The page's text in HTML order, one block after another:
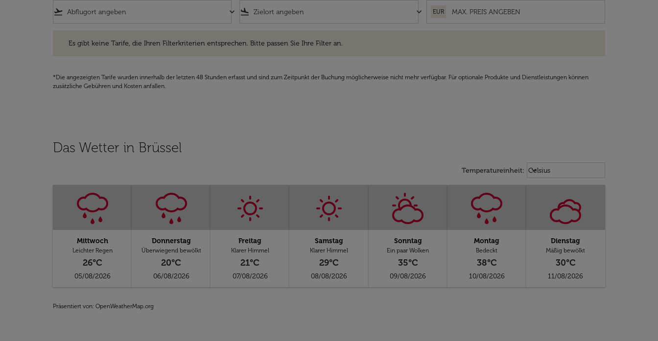
flight_takeoff keyboard_arrow_down flight_land keyboard_arrow_down EUR
Es gibt keine Tarife, die Ihren Filterkriterien entsprechen. Bitte passen Sie Ihre Filter an.
*Die angezeigten Tarife wurden innerhalb der letzten 48 Stunden erfasst und sind zum Zeitpunkt der Buchung möglicherweise nicht mehr verfügbar. Für optionale Produkte und Dienstleistungen können
zusätzliche Gebühren und Kosten anfallen.
Das Wetter in Brüssel
Temperatureinheit: Weather unit option Celsius
Celsius
keyboard_arrow_down
Mittwoch
Leichter Regen
26°C
05/08/2026
Donnerstag
Überwiegend bewölkt
20°C
06/08/2026
Freitag
Klarer Himmel
21°C
07/08/2026
Samstag
Klarer Himmel
29°C
08/08/2026
Sonntag
Ein paar Wolken
35°C
09/08/2026
Montag
Bedeckt
38°C
10/08/2026
Dienstag
Mäßig bewölkt
30°C
11/08/2026
Präsentiert von: OpenWeatherMap.org